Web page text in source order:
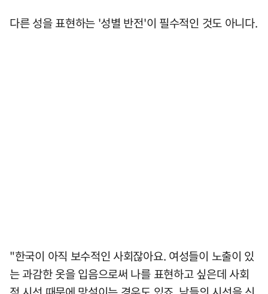
다른 성을 표현하는 '성별 반전'이 필수적인 것도 아니다.
"한국이 아직 보수적인 사회잖아요. 여성들이 노출이 있
는 과감한 옷을 입음으로써 나를 표현하고 싶은데 사회